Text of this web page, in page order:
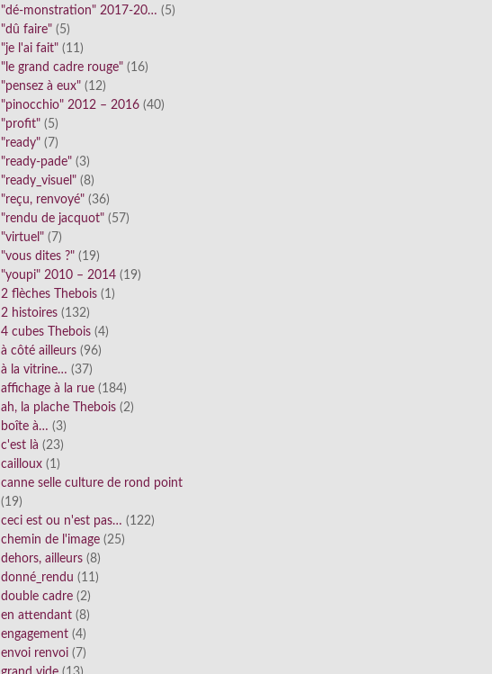
"dé-monstration" 2017-20… (5)
"dû faire" (5)
"je l'ai fait" (11)
"le grand cadre rouge" (16)
"pensez à eux" (12)
"pinocchio" 2012 – 2016 (40)
"profit" (5)
"ready" (7)
"ready-pade" (3)
"ready_visuel" (8)
"reçu, renvoyé" (36)
"rendu de jacquot" (57)
"virtuel" (7)
"vous dites ?" (19)
"youpi" 2010 – 2014 (19)
2 flèches Thebois (1)
2 histoires (132)
4 cubes Thebois (4)
à côté ailleurs (96)
à la vitrine… (37)
affichage à la rue (184)
ah, la plache Thebois (2)
boîte à… (3)
c'est là (23)
cailloux (1)
canne selle culture de rond point
(19)
ceci est ou n'est pas… (122)
chemin de l'image (25)
dehors, ailleurs (8)
donné_rendu (11)
double cadre (2)
en attendant (8)
engagement (4)
envoi renvoi (7)